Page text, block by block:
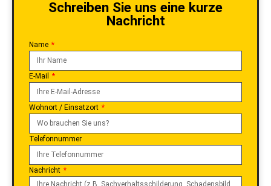
Schreiben Sie uns eine kurze
Nachricht
Name
E-Mail
Wohnort / Einsatzort
Telefonnummer
Nachricht